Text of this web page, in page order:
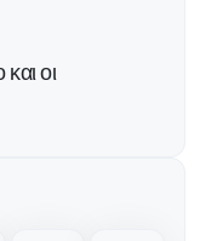
οι
υπόσχεσή του
του Μουντιάλ!